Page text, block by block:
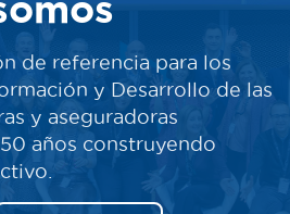
de referencia para los
y Desarrollo de las
y aseguradoras
años construyendo